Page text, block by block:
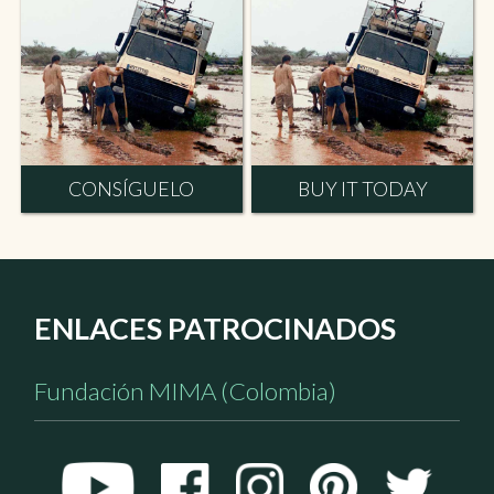
CONSÍGUELO BUY IT TODAY
ENLACES PATROCINADOS
Fundación MIMA (Colombia)